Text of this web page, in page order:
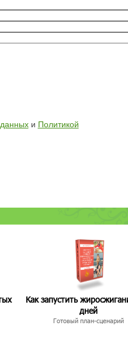
и Политикой
Как запустить
дней
Готовый план-сценарий